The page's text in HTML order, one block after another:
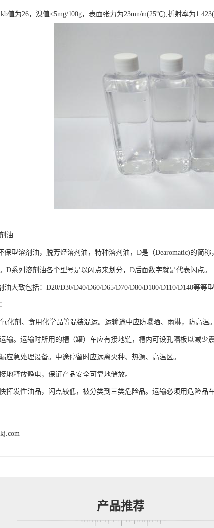
值为26，溴值<5mg/100g，表面张力为23mn/m(25℃),折射率为
油
型溶剂油，脱芳烃溶剂油，特种溶剂油，D是（Dearomatic)的简称
D系列溶剂油各个型号是以闪点来划分，D后面数字就是代表闪点。
油大致包括：D20/D30/D40/D60/D65/D70/D80/D100/D110/D140等等型
化剂、食用化学品等混装混运。运输途中应防曝晒、雨淋，防高温。
输。运输时所用的槽（罐）车应有接地链，槽内可设孔隔板以减少
应急处理设备。中途停留时应远离火种、热源、高温区。
地释放静电，保证产品安全可靠地储放。
挥发性油品，闪点较低，被分类到三类危险品。运输必须用危险品
产品推荐